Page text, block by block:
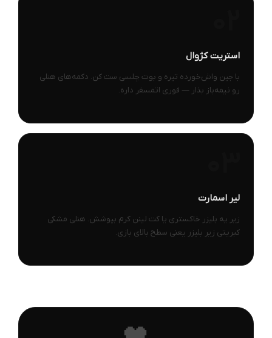
استریت کژوال
با جین واش‌خورده تیره و بوت چلسی ست کن. دکمه‌های هنلی
رو نیمه‌باز بذار — فوری اتمسفر داره.
لیر اسمارت
زیر یه بلیزر خاکستری یا کت لینن کرم بپوشش. هنلی مشکی
کبریتی زیر بلیزر یعنی سطح بالای بازی.